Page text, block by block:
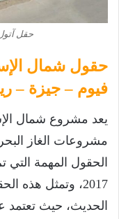
حقل آتول
حقول شمال
فيوم – جيزة –
يعد مشروع شمال
مشروعات الغاز
الحقول المهمة
2017، وتمثل هذه
الحديث، حيث تعتمد